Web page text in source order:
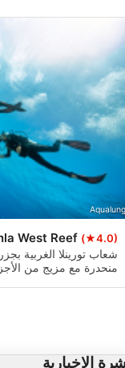
Aqualung
West Reef (★4.0)
شعاب تورينلا الغربية
منحدرة مع مزيج من
الإخبارية